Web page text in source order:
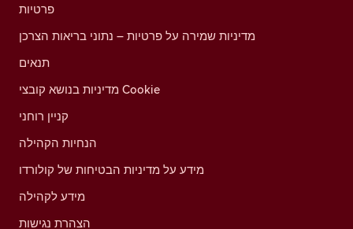
פרטיות
מדיניות שמירה על פרטיות – נתוני בריאות הצרכן
תנאים
מדיניות בנושא קובצי Cookie
קניין רוחני
הנחיות הקהילה
מידע על מדיניות הבטיחות של קולורדו
מידע לקהילה
הצהרת נגישות